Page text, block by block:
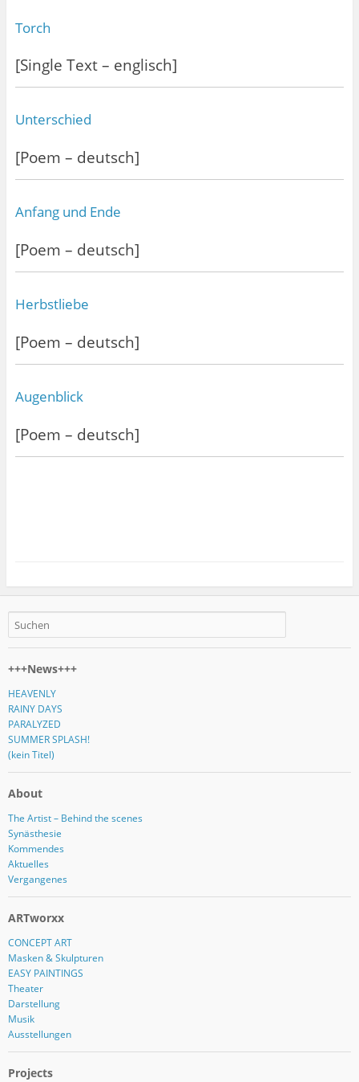
Torch
[Single Text – englisch]
Unterschied
[Poem – deutsch]
Anfang und Ende
[Poem – deutsch]
Herbstliebe
[Poem – deutsch]
Augenblick
[Poem – deutsch]
+++News+++
HEAVENLY
RAINY DAYS
PARALYZED
SUMMER SPLASH!
(kein Titel)
About
The Artist – Behind the scenes
Synästhesie
Kommendes
Aktuelles
Vergangenes
ARTworxx
CONCEPT ART
Masken & Skulpturen
EASY PAINTINGS
Theater
Darstellung
Musik
Ausstellungen
Projects